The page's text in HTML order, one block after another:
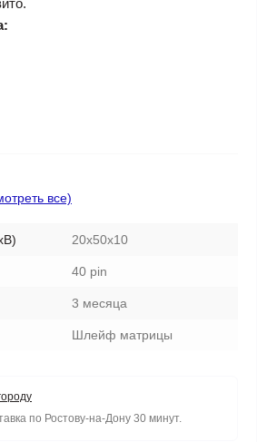
все)
20x50x10
40 pin
3 месяца
Шлейф матрицы
по Ростову-на-Дону 30 минут.